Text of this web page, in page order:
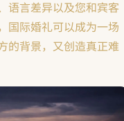
语言差异以及您和宾客
国际婚礼可以成为一场
的背景，又创造真正难